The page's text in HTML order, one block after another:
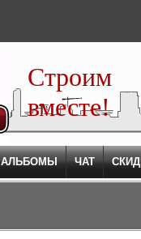
Строим
вместе!
АЛЬБОМЫ ЧАТ